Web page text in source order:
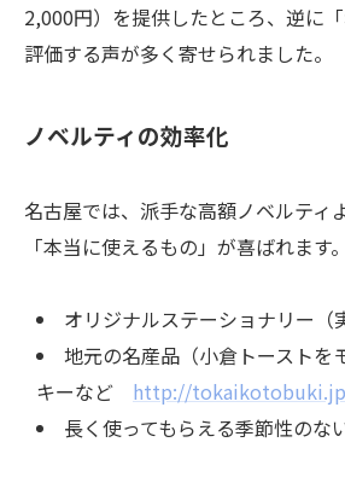
2,000円）を提供したところ、逆に
評価する声が多く寄せられました。
ノベルティの効率化
名古屋では、派手な高額ノベルティ
「本当に使えるもの」が喜ばれます
オリジナルステーショナリー（
地元の名産品（小倉トーストを
キーなど http://
長く使ってもらえる季節性のな